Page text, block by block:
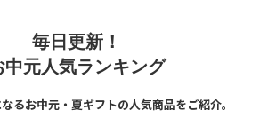
毎日更新！
中元人気ランキング
るお中元・夏ギフトの人気商品をご紹介。